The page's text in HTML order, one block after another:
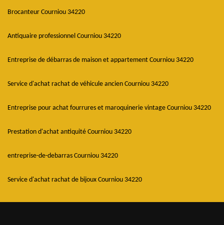
Brocanteur Courniou 34220
Antiquaire professionnel Courniou 34220
Entreprise de débarras de maison et appartement Courniou 34220
Service d'achat rachat de véhicule ancien Courniou 34220
Entreprise pour achat fourrures et maroquinerie vintage Courniou 34220
Prestation d'achat antiquité Courniou 34220
entreprise-de-debarras Courniou 34220
Service d'achat rachat de bijoux Courniou 34220